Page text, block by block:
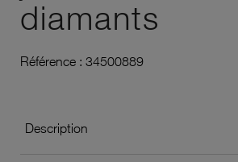
diamants
Référence : 34500889
Description